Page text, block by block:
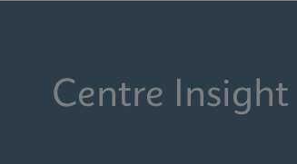
Centre Insight